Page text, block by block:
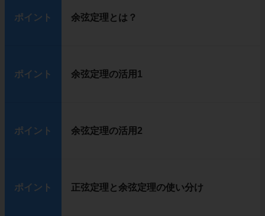
ポイント 余弦定理とは？
ポイント 余弦定理の活用1
ポイント 余弦定理の活用2
ポイント 正弦定理と余弦定理の使い分け